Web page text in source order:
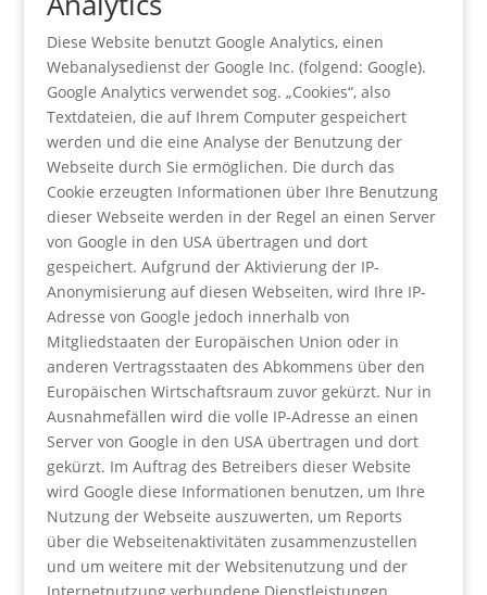
Diese Website benutzt Google Analytics, einen
Webanalysedienst der Google Inc. (folgend: Google).
Google Analytics verwendet sog. „Cookies“, also
Textdateien, die auf Ihrem Computer gespeichert
werden und die eine Analyse der Benutzung der
Webseite durch Sie ermöglichen. Die durch das
Cookie erzeugten Informationen über Ihre Benutzung
dieser Webseite werden in der Regel an einen Server
von Google in den USA übertragen und dort
gespeichert. Aufgrund der Aktivierung der IP-
Anonymisierung auf diesen Webseiten, wird Ihre IP-
Adresse von Google jedoch innerhalb von
Mitgliedstaaten der Europäischen Union oder in
anderen Vertragsstaaten des Abkommens über den
Europäischen Wirtschaftsraum zuvor gekürzt. Nur in
Ausnahmefällen wird die volle IP-Adresse an einen
Server von Google in den USA übertragen und dort
gekürzt. Im Auftrag des Betreibers dieser Website
wird Google diese Informationen benutzen, um Ihre
Nutzung der Webseite auszuwerten, um Reports
über die Webseitenaktivitäten zusammenzustellen
und um weitere mit der Websitenutzung und der